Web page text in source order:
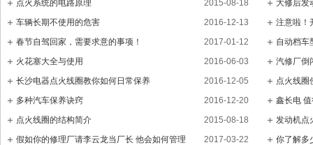
2015-08-18
点火系统的电路原理
大修后发
2016-12-13
车辆长期不使用的危害
注意啦！
2017-01-12
春节自驾回家，需要求意的事项！
自动档车
2016-06-03
火花塞大全与使用
汽修厂倒
2016-12-05
长沙电器点火线圈教你如何日常保养
点火线圈
2016-12-20
多种汽车保养诀窍
鑫长电
2015-08-18
点火线圈的结构简介
发动机点
2017-03-22
假如你的修理厂请李云龙当厂长 他会如何管理
你了解多